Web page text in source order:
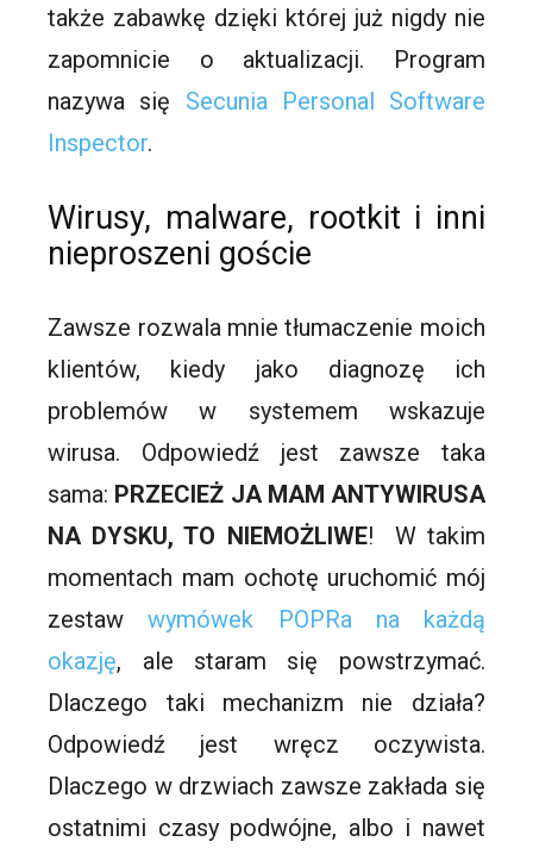
także zabawkę dzięki której już nigdy nie
zapomnicie o aktualizacji. Program
nazywa się Secunia Personal Software
Inspector.
Wirusy, malware, rootkit i inni
nieproszeni goście
Zawsze rozwala mnie tłumaczenie moich
klientów, kiedy jako diagnozę ich
problemów w systemem wskazuje
wirusa. Odpowiedź jest zawsze taka
sama: PRZECIEŻ JA MAM ANTYWIRUSA
NA DYSKU, TO NIEMOŻLIWE! W takim
momentach mam ochotę uruchomić mój
zestawwymówek POPRa na każdą
okazję, ale staram się powstrzymać.
Dlaczego taki mechanizm nie działa?
Odpowiedź jest wręcz oczywista.
Dlaczego w drzwiach zawsze zakłada się
ostatnimi czasy podwójne, albo i nawet